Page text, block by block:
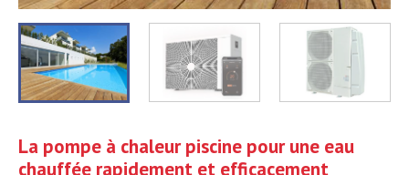
La pompe à chaleur piscine pour une eau
chauffée rapidement et efficacement